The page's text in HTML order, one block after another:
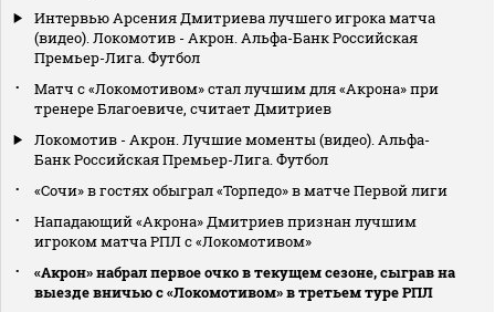
Интервью Арсения Дмитриева лучшего игрока матча
(видео). Локомотив - Акрон. Альфа-Банк Российская
Премьер-Лига. Футбол
Матч с «Локомотивом» стал лучшим для «Акрона» при
тренере Благоевиче, считает Дмитриев
Локомотив - Акрон. Лучшие моменты (видео). Альфа-
Банк Российская Премьер-Лига. Футбол
«Сочи» в гостях обыграл «Торпедо» в матче Первой лиги
Нападающий «Акрона» Дмитриев признан лучшим
игроком матча РПЛ с «Локомотивом»
«Акрон» набрал первое очко в текущем сезоне, сыграв на
выезде вничью с «Локомотивом» в третьем туре РПЛ